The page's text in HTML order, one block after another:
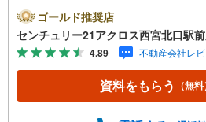
件ございません。お好みの工
が可能です。阪急「六甲」駅
な立地です。大きな公園も近
エリアになります。○センチュ
つの特徴○■センチュリー21
年～2024年兵庫地区仲介実
ゴールド推奨店
センチュリー21アクロス西宮北口駅
4.89 不動産会社レ
資料をもらう （無料